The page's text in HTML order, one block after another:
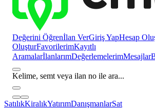
Değerini Öğrenİlan VerGiriş YapHesap
OluşturFavorilerimKayıtlı
AramalarİlanlarımDeğerlemelerimMesajlar
Kelime, semt veya ilan no ile ara...
SatılıkKiralıkYatırımDanışmanlarSat